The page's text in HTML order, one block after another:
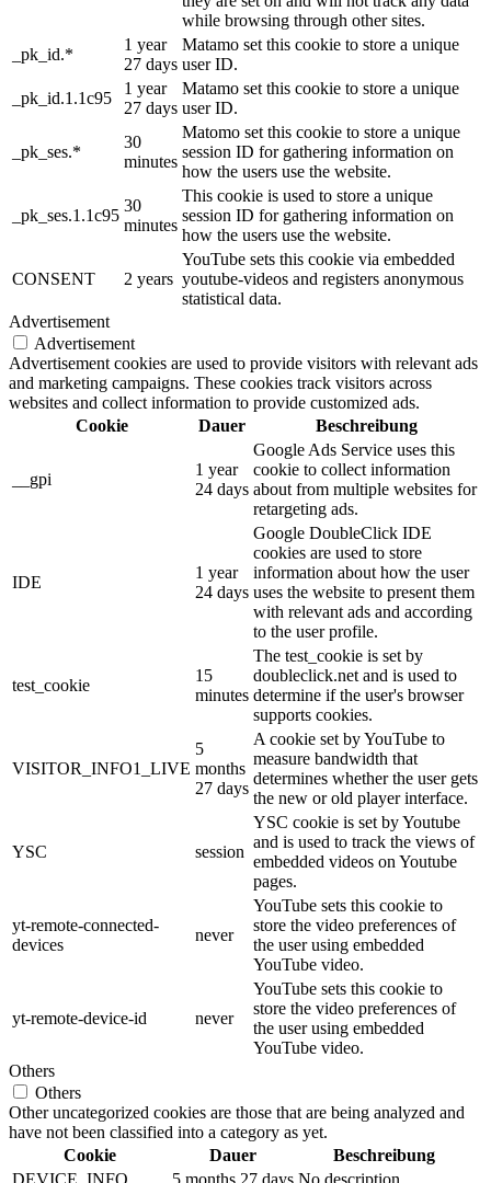
while browsing through other sites.
_pk_id.*
1 year
27 days
Matamo set this cookie to store a unique
user ID.
_pk_id.1.1c95
1 year
27 days
Matamo set this cookie to store a unique
user ID.
_pk_ses.*
30
minutes
Matomo set this cookie to store a unique
session ID for gathering information on
how the users use the website.
_pk_ses.1.1c95
30
minutes
This cookie is used to store a unique
session ID for gathering information on
how the users use the website.
CONSENT 2 years
YouTube sets this cookie via embedded
youtube-videos and registers anonymous
statistical data.
Advertisement
Advertisement
Advertisement cookies are used to provide visitors with relevant ads
and marketing campaigns. These cookies track visitors across
websites and collect information to provide customized ads.
Cookie
Dauer Beschreibung
__gpi
1 year
24 days
Google Ads Service uses this
cookie to collect information
about from multiple websites for
retargeting ads.
IDE
1 year
24 days
Google DoubleClick IDE
cookies are used to store
information about how the user
uses the website to present them
with relevant ads and according
to the user profile.
test_cookie
15
minutes
The test_cookie is set by
doubleclick.net and is used to
determine if the user's browser
supports cookies.
VISITOR_INFO1_LIVE
5
months
27 days
A cookie set by YouTube to
measure bandwidth that
determines whether the user gets
the new or old player interface.
YSC session
YSC cookie is set by Youtube
and is used to track the views of
embedded videos on Youtube
pages.
yt-remote-connected-
devices
never
YouTube sets this cookie to
store the video preferences of
the user using embedded
YouTube video.
yt-remote-device-id never
YouTube sets this cookie to
store the video preferences of
the user using embedded
YouTube video.
Others
Others
Other uncategorized cookies are those that are being analyzed and
have not been classified into a category as yet.
Cookie
Dauer
Beschreibung